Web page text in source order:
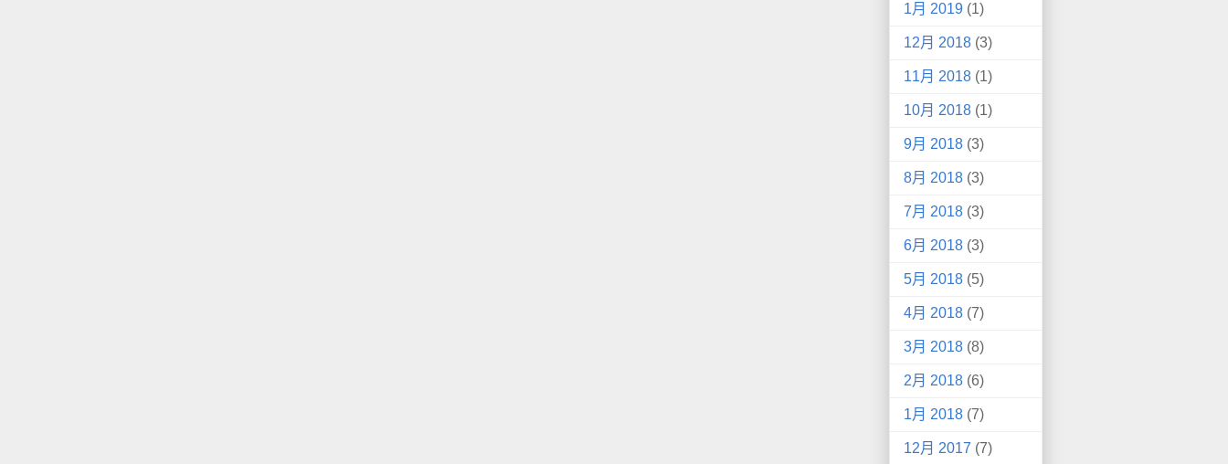
1月 2019 (1)
12月 2018 (3)
11月 2018 (1)
10月 2018 (1)
9月 2018 (3)
8月 2018 (3)
7月 2018 (3)
6月 2018 (3)
5月 2018 (5)
4月 2018 (7)
3月 2018 (8)
2月 2018 (6)
1月 2018 (7)
12月 2017 (7)